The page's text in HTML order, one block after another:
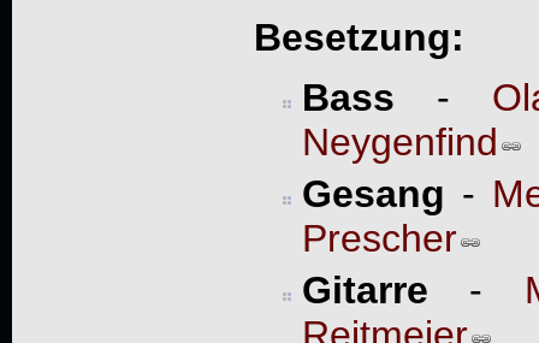
Besetzung:
Bass -
Neygenfind
Gesang -
Prescher
Gitarre -